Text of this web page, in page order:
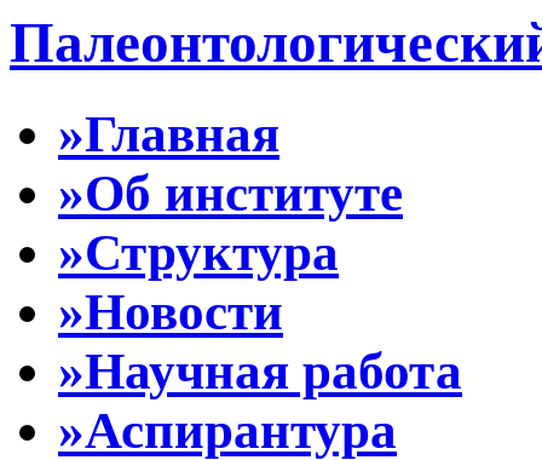
»Главная
»Об институте
»Структура
»Новости
»Научная работа
»Аспирантура